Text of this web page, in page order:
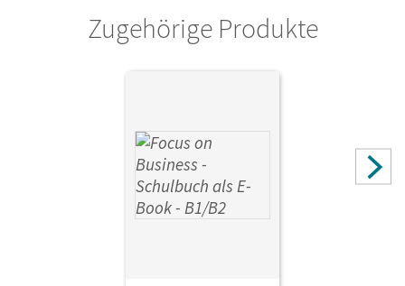
Zugehörige Produkte